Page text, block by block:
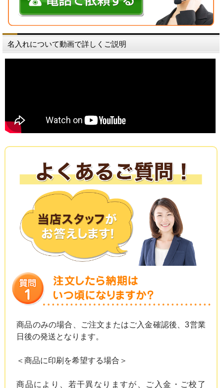
名入れについて動画で詳しくご説明
商品のみの場合、ご注文またはご入金確認後、3営業
日後の発送となります。
＜商品に印刷を希望する場合＞
商品により、若干異なりますが、ご入金・ご校了